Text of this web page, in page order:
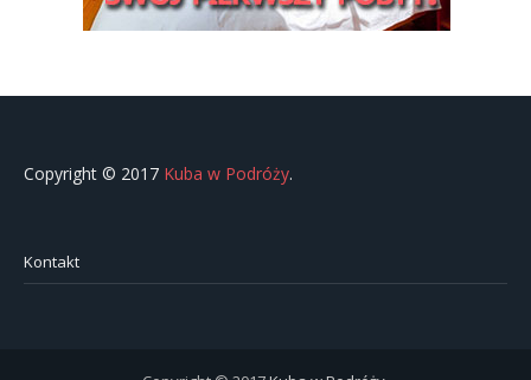
Copyright © 2017 Kuba w Podróży.
Kontakt